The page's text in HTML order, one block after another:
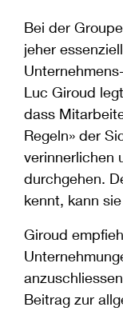
Bei der
jeher
Luc Giroud
dass
Regeln» der
verinnerlichen
durchgehen.
kennt, kann
Giroud
Beitrag zur